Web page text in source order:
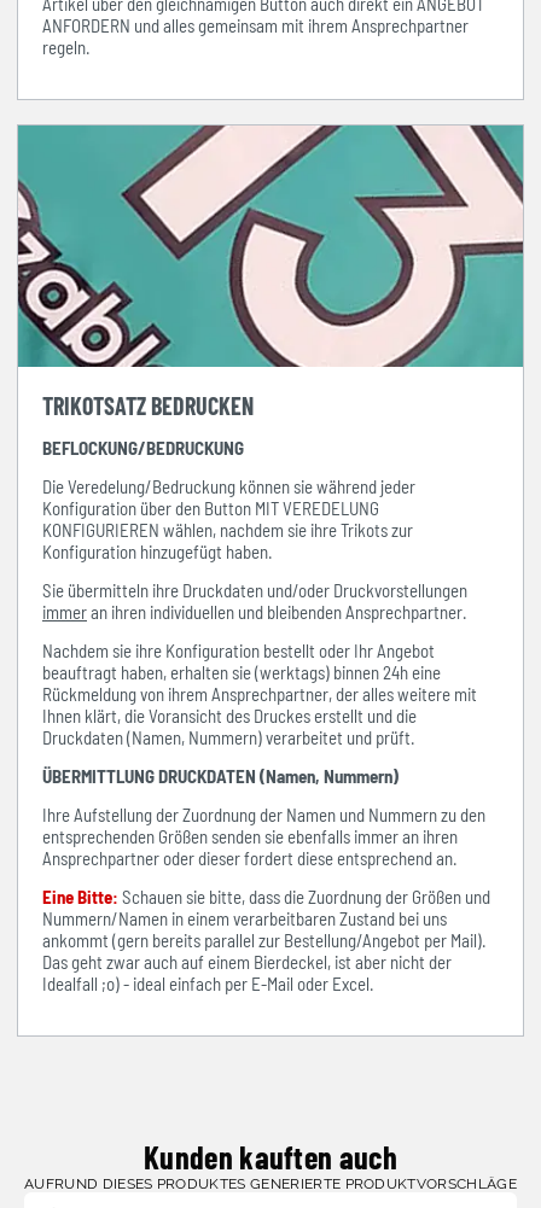
ANFORDERN und alles gemeinsam mit ihrem Ansprechpartner
regeln.
TRIKOTSATZ BEDRUCKEN
BEFLOCKUNG/BEDRUCKUNG
Die Veredelung/Bedruckung können sie während jeder
Konfiguration über den Button MIT VEREDELUNG
KONFIGURIEREN wählen, nachdem sie ihre Trikots zur
Konfiguration hinzugefügt haben.
Sie übermitteln ihre Druckdaten und/oder Druckvorstellungen
immeran ihren individuellen und bleibenden Ansprechpartner.
Nachdem sie ihre Konfiguration bestellt oder Ihr Angebot
beauftragt haben, erhalten sie (werktags) binnen 24h eine
Rückmeldung von ihrem Ansprechpartner, der alles weitere mit
Ihnen klärt, die Voransicht des Druckes erstellt und die
Druckdaten (Namen, Nummern) verarbeitet und prüft.
ÜBERMITTLUNG DRUCKDATEN (Namen, Nummern)
Ihre Aufstellung der Zuordnung der Namen und Nummern zu den
entsprechenden Größen senden sie ebenfalls immer an ihren
Ansprechpartner oder dieser fordert diese entsprechend an.
Eine Bitte: Schauen sie bitte, dass die Zuordnung der Größen und
Nummern/Namen in einem verarbeitbaren Zustand bei uns
ankommt (gern bereits parallel zur Bestellung/Angebot per Mail).
Das geht zwar auch auf einem Bierdeckel, ist aber nicht der
Idealfall ;o) - ideal einfach per E-Mail oder Excel.
Kunden kauften auch
AUFRUND DIESES PRODUKTES GENERIERTE PRODUKTVORSCHLÄGE